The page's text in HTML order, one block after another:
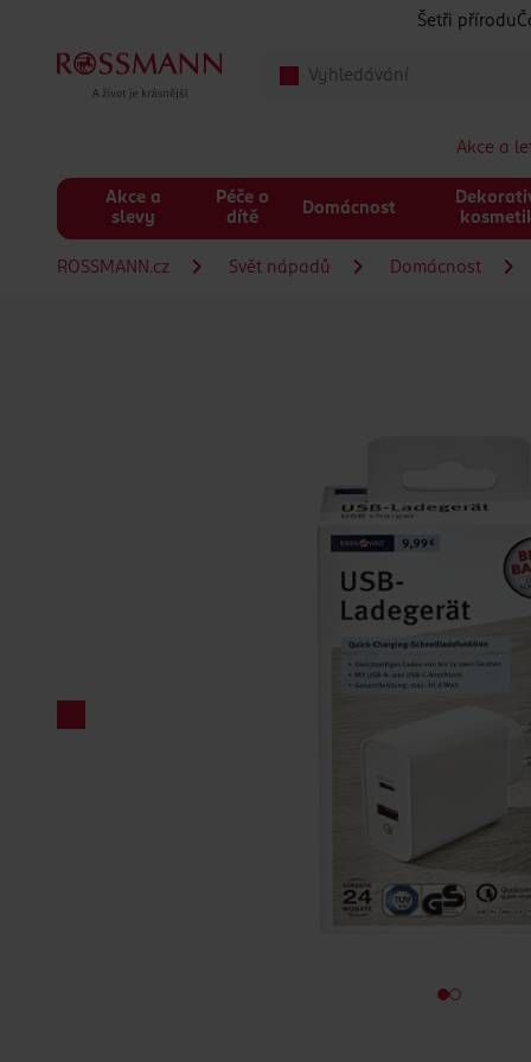
Šetři přírodu
Akce a
Akce a
slevy
Péče o
dítě
Domácnost
ROSSMANN.cz Svět nápadů Domácnost